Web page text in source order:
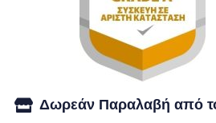
Δωρεάν Παραλαβή από